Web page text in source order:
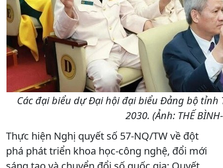
Các đại biểu dự Đại hội đại biểu Đảng bộ tỉnh
2030. (Ảnh: THẾ
Thực hiện Nghị quyết số 57-NQ/TW về đột
phá phát triển khoa học-công nghệ, đổi mới